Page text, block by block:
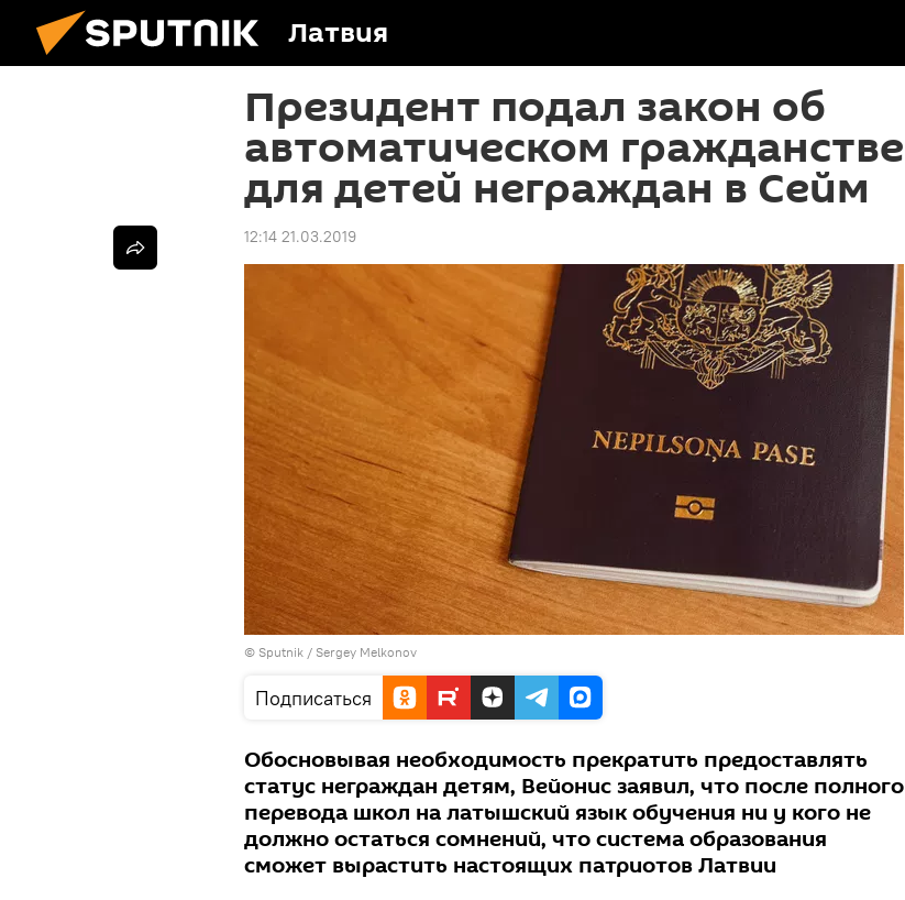
Латвия
Президент подал закон об
автоматическом гражданстве
для детей неграждан в Сейм
12:14 21.03.2019
© Sputnik / Sergey Melkonov
Подписаться
Обосновывая необходимость прекратить предоставлять
статус неграждан детям, Вейонис заявил, что после полного
перевода школ на латышский язык обучения ни у кого не
должно остаться сомнений, что система образования
сможет вырастить настоящих патриотов Латвии